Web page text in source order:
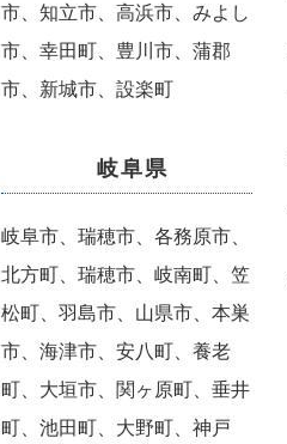
市、知立市、高浜市、みよし
市、幸田町、豊川市、蒲郡
市、新城市、設楽町
岐阜県
岐阜市、瑞穂市、各務原市、
北方町、瑞穂市、岐南町、笠
松町、羽島市、山県市、本巣
市、海津市、安八町、養老
町、大垣市、関ヶ原町、垂井
町、池田町、大野町、神戸